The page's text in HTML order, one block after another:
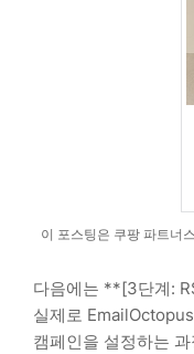
이 포스팅은 쿠팡 파트너
다음에는 **[3단계:
실제로
캠페인을 설정하는